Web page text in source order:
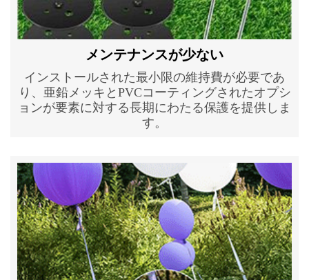
メンテナンスが少ない
インストールされた最小限の維持費が必要であ
り、亜鉛メッキとPVCコーティングされたオプシ
ョンが要素に対する長期にわたる保護を提供しま
す。